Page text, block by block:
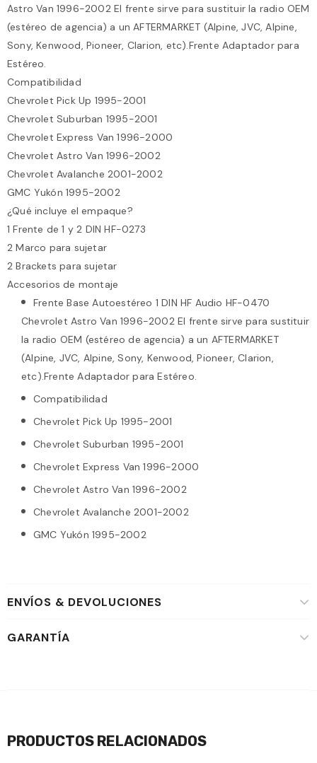
Astro Van 1996-2002 El frente sirve para sustituir la radio OEM
(estéreo de agencia) a un AFTERMARKET (Alpine, JVC, Alpine,
Sony, Kenwood, Pioneer, Clarion, etc).Frente Adaptador para
Estéreo.
Compatibilidad
Chevrolet Pick Up 1995-2001
Chevrolet Suburban 1995-2001
Chevrolet Express Van 1996-2000
Chevrolet Astro Van 1996-2002
Chevrolet Avalanche 2001-2002
GMC Yukón 1995-2002
¿Qué incluye el empaque?
1 Frente de 1 y 2 DIN HF-0273
2 Marco para sujetar
2 Brackets para sujetar
Accesorios de montaje
Frente Base Autoestéreo 1 DIN HF Audio HF-0470
Chevrolet Astro Van 1996-2002 El frente sirve para sustituir
la radio OEM (estéreo de agencia) a un AFTERMARKET
(Alpine, JVC, Alpine, Sony, Kenwood, Pioneer, Clarion,
etc).Frente Adaptador para Estéreo.
Compatibilidad
Chevrolet Pick Up 1995-2001
Chevrolet Suburban 1995-2001
Chevrolet Express Van 1996-2000
Chevrolet Astro Van 1996-2002
Chevrolet Avalanche 2001-2002
GMC Yukón 1995-2002
ENVÍOS & DEVOLUCIONES
GARANTÍA
PRODUCTOS RELACIONADOS